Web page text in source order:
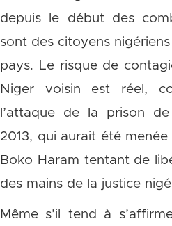
depuis le début des
sont des citoyens
pays. Le risque de
Niger voisin est réel,
l’attaque de la prison
2013, qui aurait été
Boko Haram tentant de
des mains de la justice
Même s’il tend à